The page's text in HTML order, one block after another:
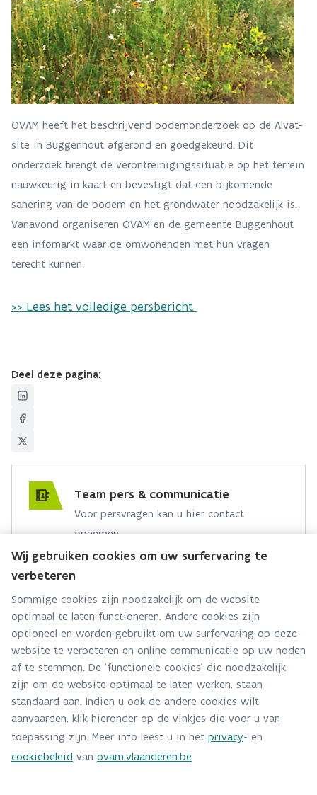
OVAM heeft het beschrijvend bodemonderzoek op de Alvat-
site in Buggenhout afgerond en goedgekeurd. Dit
onderzoek brengt de verontreinigingssituatie op het terrein
nauwkeurig in kaart en bevestigt dat een bijkomende
sanering van de bodem en het grondwater noodzakelijk is.
Vanavond organiseren OVAM en de gemeente Buggenhout
een infomarkt waar de omwonenden met hun vragen
terecht kunnen.
>> Lees het volledige persbericht
Deel deze pagina:
Team pers & communicatie
Voor persvragen kan u hier contact
opnemen.
Hebt u een persvraag? Stel ze hier:
Via contact formulier
Alle contactgegevens
Adres
Stationsstraat 110
2800 Mechelen
Route en bereikbaarheid
Telefoon
015284140
Wij gebruiken cookies om uw surfervaring te
verbeteren
Sommige cookies zijn noodzakelijk om de website
optimaal te laten functioneren. Andere cookies zijn
optioneel en worden gebruikt om uw surfervaring op deze
website te verbeteren en online communicatie op uw noden
af te stemmen. De 'functionele cookies' die noodzakelijk
zijn om de website optimaal te laten werken, staan
standaard aan. Indien u ook de andere cookies wilt
aanvaarden, klik hieronder op de vinkjes die voor u van
toepassing zijn. Meer info leest u in het privacy- en
cookiebeleid van ovam.vlaanderen.be